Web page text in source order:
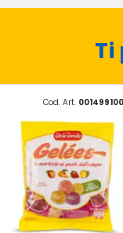
Ti
Cod. Art.